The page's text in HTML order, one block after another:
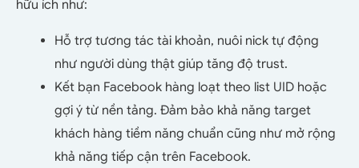
hữu ích như:
Hỗ trợ tương tác tài khoản, nuôi nick tự động
như người dùng thật giúp tăng độ trust.
Kết bạn Facebook hàng loạt theo list UID hoặc
gợi ý từ nền tảng. Đảm bảo khả năng target
khách hàng tiềm năng chuẩn cũng như mở rộng
khả năng tiếp cận trên Facebook.